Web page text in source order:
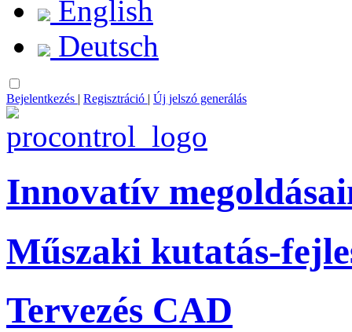
English
Deutsch
Bejelentkezés | Regisztráció | Új jelszó generálás
Innovatív
Műszaki kutatás-
Tervezés CAD